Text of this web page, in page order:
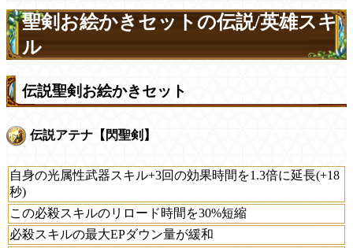
聖剣お絵かきセットの伝説/英雄スキ
ル
伝説聖剣お絵かきセット
伝説アテナ【閃聖剣】
自身の光属性武器スキル+3回の効果時間を1.3倍に延長(+18
秒)
この必殺スキルのリロード時間を30%短縮
必殺スキルの最大EPダウン量が緩和